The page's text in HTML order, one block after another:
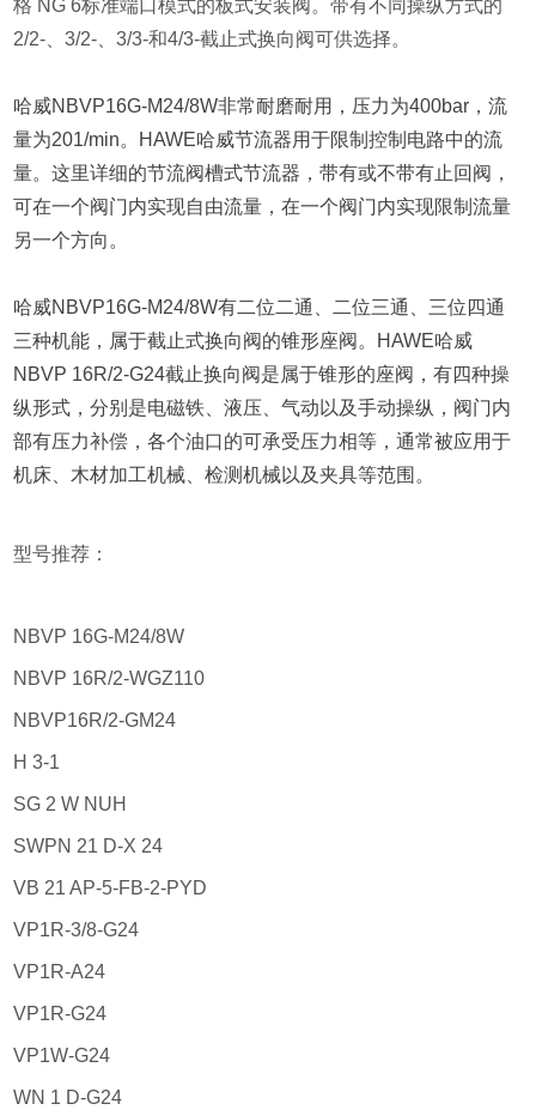
格 NG 6标准端口模式的板式安装阀。带有不同操纵方式的
2/2-、3/2-、3/3-和4/3-截止式换向阀可供选择。
哈威NBVP16G-M24/8W非常耐磨耐用，压力为400bar，流
量为201/min。HAWE哈威节流器用于限制控制电路中的流
量。这里详细的节流阀槽式节流器，带有或不带有止回阀，
可在一个阀门内实现自由流量，在一个阀门内实现限制流量
另一个方向。
哈威NBVP16G-M24/8W有二位二通、二位三通、三位四通
三种机能，属于截止式换向阀的锥形座阀。HAWE哈威
NBVP 16R/2-G24截止换向阀是属于锥形的座阀，有四种操
纵形式，分别是电磁铁、液压、气动以及手动操纵，阀门内
部有压力补偿，各个油口的可承受压力相等，通常被应用于
机床、木材加工机械、检测机械以及夹具等范围。
型号推荐：
NBVP 16G-M24/8W
NBVP 16R/2-WGZ110
NBVP16R/2-GM24
H 3-1
SG 2 W NUH
SWPN 21 D-X 24
VB 21 AP-5-FB-2-PYD
VP1R-3/8-G24
VP1R-A24
VP1R-G24
VP1W-G24
WN 1 D-G24